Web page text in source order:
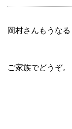
岡村さんもうなる
ご家族でどうぞ。